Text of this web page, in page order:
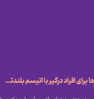
جنگ که آغاز شد، صداها برای افراد درگیر با اتیسم بلندتر شد